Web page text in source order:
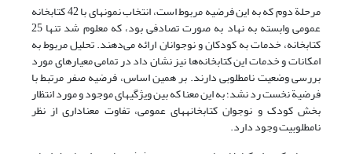
مرحلة دوم که به این فرضیه مربوط است، انتخاب نمونه­ای با 42 کتابخانه
عمومی وابسته به نهاد به صورت تصادفی بود، که معلوم شد تنها 25
کتابخانه، خدمات به کودکان و نوجوانان ارائه می‌دهند. تحلیل مربوط به
امکانات و خدمات این کتابخانه‌ها نیز نشان داد در تمامی معیارهای مورد
بررسی وضعیت نامطلوبی ‎دارند. بر همین اساس، فرضیه صفر مرتبط با
فرضیة نخست رد نشد؛ به این معنا که بین ویژگی‎های ‎موجود و مورد انتظار
بخش کودک و نوجوان کتابخانه‎های ‎عمومی، تفاوت معناداری از نظر
نامطلوبیت وجود دارد.